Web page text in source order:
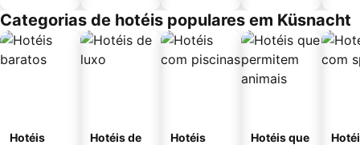
Categorias de hotéis populares em Küsnacht
Hotéis
Hotéis de
Hotéis
Hotéis que